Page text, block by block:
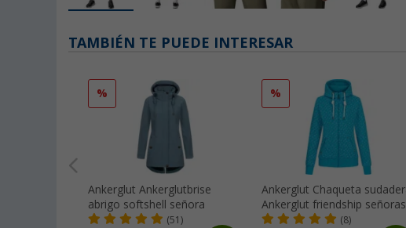
TAMBIÉN TE PUEDE INTERESAR
%
Ankerglut Ankerglutbrise
abrigo softshell señora
(51)
%
Ankerglut Chaqueta
Ankerglut friendship señoras
(8)